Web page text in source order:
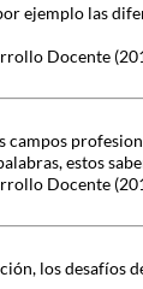
ejemplo las
Docente
estos
Docente
los desafíos